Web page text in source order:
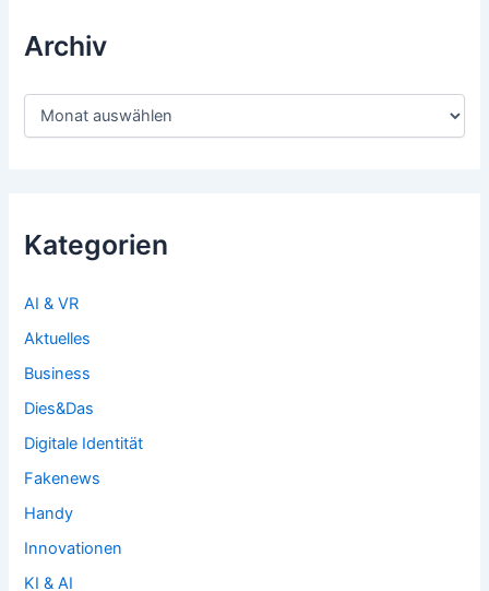
Archiv
Archiv
Kategorien
AI & VR
Aktuelles
Business
Dies&Das
Digitale Identität
Fakenews
Handy
Innovationen
KI & AI